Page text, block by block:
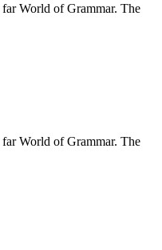
World of Grammar. The
World of Grammar. The